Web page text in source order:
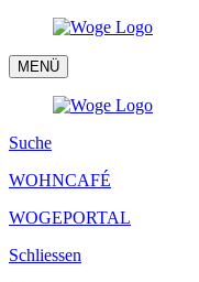
MENÜ
Suche
WOHNCAFÉ
WOGEPORTAL
Schliessen